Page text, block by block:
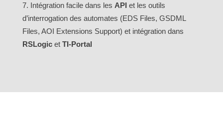
Intégration facile dans les APIet les outils
d’interrogation des automates (EDS Files, GSDML
Files, AOI Extensions Support) et intégration dans
RSLogicet TI-Portal